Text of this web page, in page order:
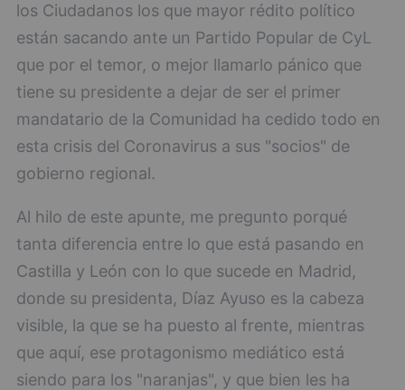
los Ciudadanos los que mayor rédito político
están sacando ante un Partido Popular de CyL
que por el temor, o mejor llamarlo pánico que
tiene su presidente a dejar de ser el primer
mandatario de la Comunidad ha cedido todo en
esta crisis del Coronavirus a sus "socios" de
gobierno regional.
Al hilo de este apunte, me pregunto porqué
tanta diferencia entre lo que está pasando en
Castilla y León con lo que sucede en Madrid,
donde su presidenta, Díaz Ayuso es la cabeza
visible, la que se ha puesto al frente, mientras
que aquí, ese protagonismo mediático está
siendo para los "naranjas", y que bien les ha